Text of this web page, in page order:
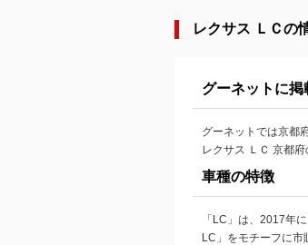
レクサス ＬＣの
グーネットに
グーネットでは京都
レクサス ＬＣ 京都
車種の特徴
「LC」は、2017年
LC」をモチーフに